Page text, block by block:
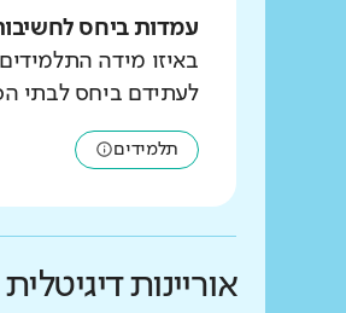
עמדות ביחס
באיזו מידה
לעתידם ביחס לבתי
תלמידים
אוריינות דיגיטלית